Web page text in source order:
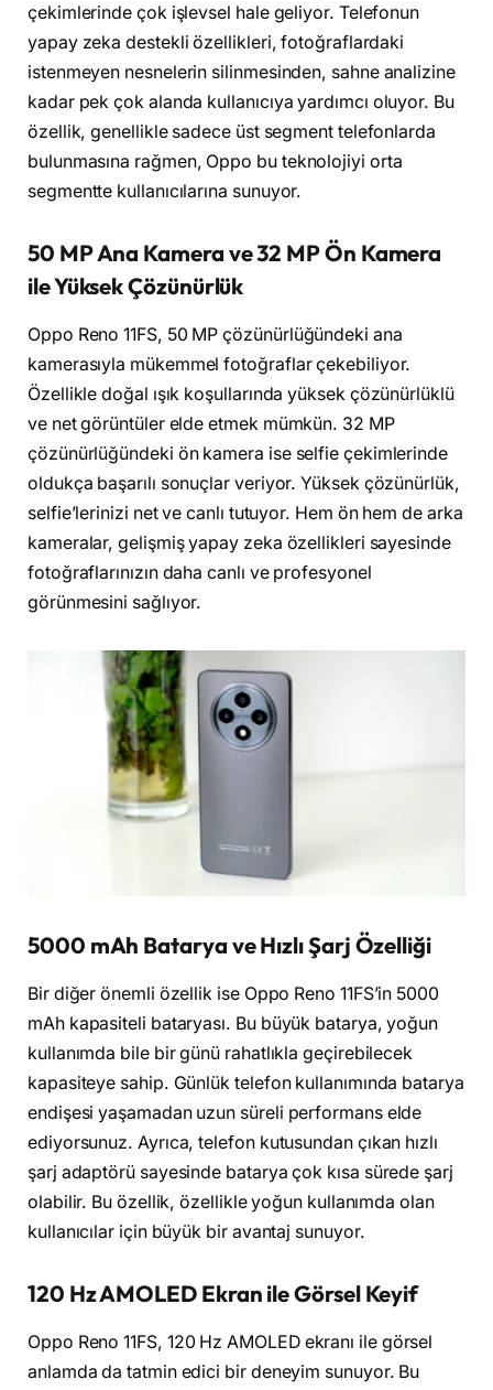
çekimlerinde çok işlevsel hale geliyor. Telefonun
yapay zeka destekli özellikleri, fotoğraflardaki
istenmeyen nesnelerin silinmesinden, sahne analizine
kadar pek çok alanda kullanıcıya yardımcı oluyor. Bu
özellik, genellikle sadece üst segment telefonlarda
bulunmasına rağmen, Oppo bu teknolojiyi orta
segmentte kullanıcılarına sunuyor.
50 MP Ana Kamera ve 32 MP Ön Kamera
ile Yüksek Çözünürlük
Oppo Reno 11FS, 50 MP çözünürlüğündeki ana
kamerasıyla mükemmel fotoğraflar çekebiliyor.
Özellikle doğal ışık koşullarında yüksek çözünürlüklü
ve net görüntüler elde etmek mümkün. 32 MP
çözünürlüğündeki ön kamera ise selfie çekimlerinde
oldukça başarılı sonuçlar veriyor. Yüksek çözünürlük,
selfie’lerinizi net ve canlı tutuyor. Hem ön hem de arka
kameralar, gelişmiş yapay zeka özellikleri sayesinde
fotoğraflarınızın daha canlı ve profesyonel
görünmesini sağlıyor.
5000 mAh Batarya ve Hızlı Şarj Özelliği
Bir diğer önemli özellik ise Oppo Reno 11FS’in 5000
mAh kapasiteli bataryası. Bu büyük batarya, yoğun
kullanımda bile bir günü rahatlıkla geçirebilecek
kapasiteye sahip. Günlük telefon kullanımında batarya
endişesi yaşamadan uzun süreli performans elde
ediyorsunuz. Ayrıca, telefon kutusundan çıkan hızlı
şarj adaptörü sayesinde batarya çok kısa sürede şarj
olabilir. Bu özellik, özellikle yoğun kullanımda olan
kullanıcılar için büyük bir avantaj sunuyor.
120 Hz AMOLED Ekran ile Görsel Keyif
Oppo Reno 11FS, 120 Hz AMOLED ekranı ile görsel
anlamda da tatmin edici bir deneyim sunuyor. Bu